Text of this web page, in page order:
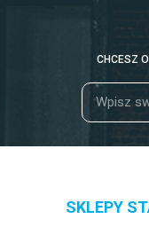
CHCESZ
SKLEPY